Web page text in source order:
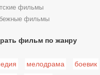
фильмы
фильмы
фильм по жанру
мелодрама боевик